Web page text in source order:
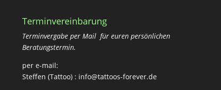
Terminvereinbarung
Terminvergabe per Mail für euren persönlichen
Beratungstermin.
per e-mail:
Steffen (Tattoo) : info@tattoos-forever.de